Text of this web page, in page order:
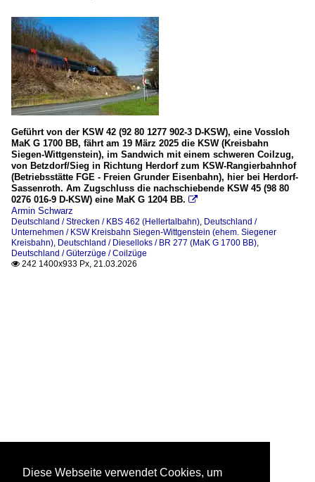
Geführt von der KSW 42 (92 80 1277 902-3 D-KSW), eine Vossloh
MaK G 1700 BB, fährt am 19 März 2025 die KSW (Kreisbahn
Siegen-Wittgenstein), im Sandwich mit einem schweren Coilzug,
von Betzdorf/Sieg in Richtung Herdorf zum KSW-Rangierbahnhof
(Betriebsstätte FGE - Freien Grunder Eisenbahn), hier bei Herdorf-
Sassenroth. Am Zugschluss die nachschiebende KSW 45 (98 80
0276 016-9 D-KSW) eine MaK G 1204 BB. 
Armin Schwarz
Deutschland / Strecken / KBS 462 (Hellertalbahn), Deutschland /
Unternehmen / KSW Kreisbahn Siegen-Wittgenstein (ehem. Siegener
Kreisbahn), Deutschland / Dieselloks / BR 277 (MaK G 1700 BB),
Deutschland / Güterzüge / Coilzüge
 242 1400x933 Px, 21.03.2026
Diese Webseite verwendet Cookies, um